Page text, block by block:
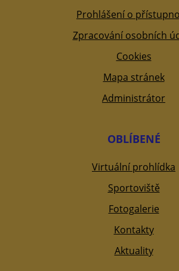
Prohlášení o
Zpracování osobních
Cookies
Mapa stránek
Administrátor
OBLÍBENÉ
Virtuální prohlídka
Sportoviště
Fotogalerie
Kontakty
Aktuality